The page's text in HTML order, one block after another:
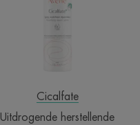
Cicalfate
Uitdrogende herstellende